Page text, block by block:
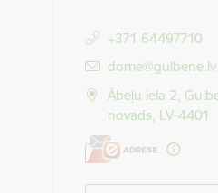
+371 64497710
E-pasts:
dome@gulbene.lv
Ābeļu iela 2,
novads, LV-4401